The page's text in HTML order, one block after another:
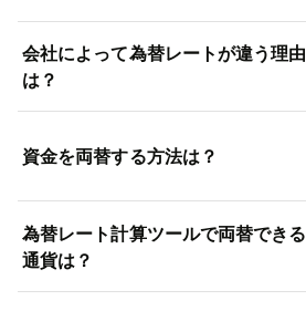
会社によって為替レートが違う理由
は？
資金を両替する方法は？
為替レート計算ツールで両替できる
通貨は？